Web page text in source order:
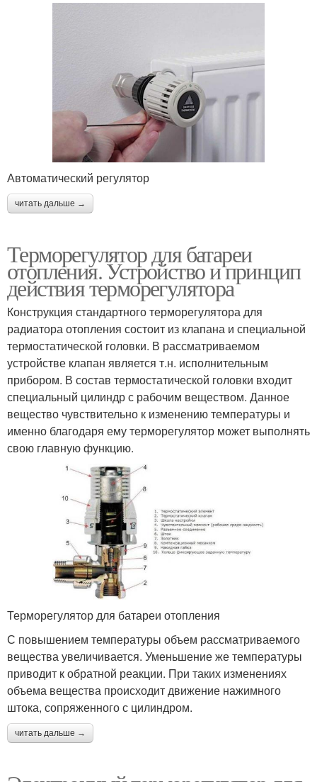
Автоматический регулятор
читать дальше →
Терморегулятор для батареи
отопления. Устройство и принцип
действия терморегулятора
Конструкция стандартного терморегулятора для
радиатора отопления состоит из клапана и специальной
термостатической головки. В рассматриваемом
устройстве клапан является т.н. исполнительным
прибором. В состав термостатической головки входит
специальный цилиндр с рабочим веществом. Данное
вещество чувствительно к изменению температуры и
именно благодаря ему терморегулятор может выполнять
свою главную функцию.
Терморегулятор для батареи отопления
С повышением температуры объем рассматриваемого
вещества увеличивается. Уменьшение же температуры
приводит к обратной реакции. При таких изменениях
объема вещества происходит движение нажимного
штока, сопряженного с цилиндром.
читать дальше →